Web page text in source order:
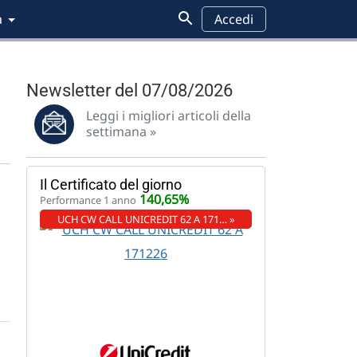
Accedi
Newsletter del 07/08/2026
Leggi i migliori articoli della
settimana »
Il Certificato del giorno
Performance 1 anno 140,65%
UCH CW CALL UNICREDIT 62 A 171… »